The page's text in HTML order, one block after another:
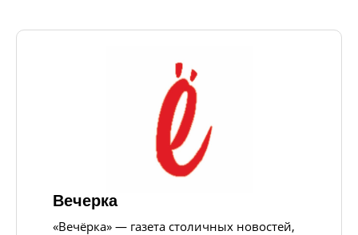
Вечерка
«Вечёрка» — газета столичных новостей,